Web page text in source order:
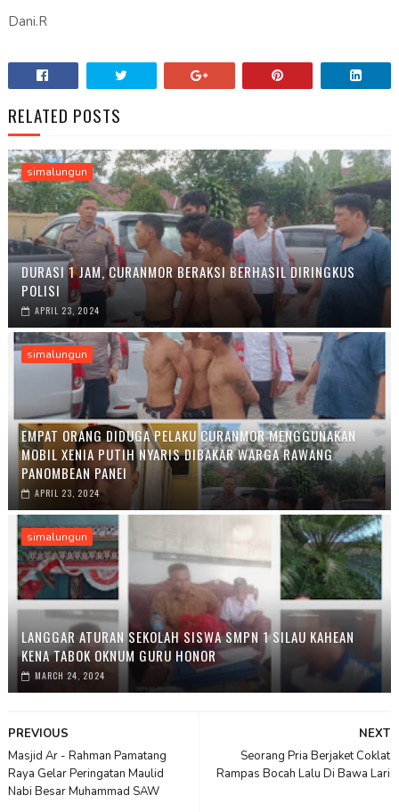
Dani.R
RELATED POSTS
simalungun
DURASI 1 JAM, CURANMOR BERAKSI BERHASIL DIRINGKUS
POLISI
APRIL 23, 2024
simalungun
EMPAT ORANG DIDUGA PELAKU CURANMOR MENGGUNAKAN
MOBIL XENIA PUTIH NYARIS DIBAKAR WARGA RAWANG
PANOMBEAN PANEI
APRIL 23, 2024
simalungun
LANGGAR ATURAN SEKOLAH SISWA SMPN 1 SILAU KAHEAN
KENA TABOK OKNUM GURU HONOR
MARCH 24, 2024
NEXT
Seorang Pria Berjaket Coklat
Rampas Bocah Lalu Di Bawa Lari
PREVIOUS
Masjid Ar - Rahman Pamatang
Raya Gelar Peringatan Maulid
Nabi Besar Muhammad SAW